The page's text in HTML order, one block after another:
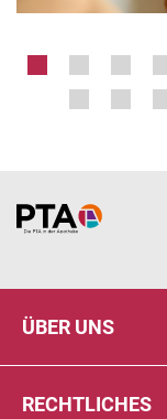
Home
ÜBER UNS
RECHTLICHES